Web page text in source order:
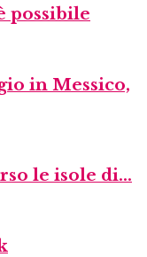
possibile
in Messico,
le isole di...